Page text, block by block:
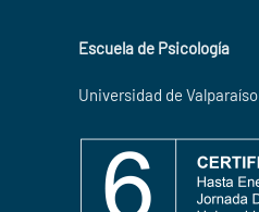
Escuela de Psicología
Universidad de Valparaíso